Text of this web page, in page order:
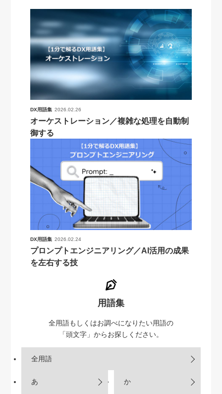
DX用語集 2026.02.26
オーケストレーション／複雑な処理を自動制
御する
DX用語集 2026.02.24
プロンプトエンジニアリング／AI活用の成果
を左右する技
用語集
全用語もしくはお調べになりたい用語の
「頭文字」からお探しください。
全用語
あ か